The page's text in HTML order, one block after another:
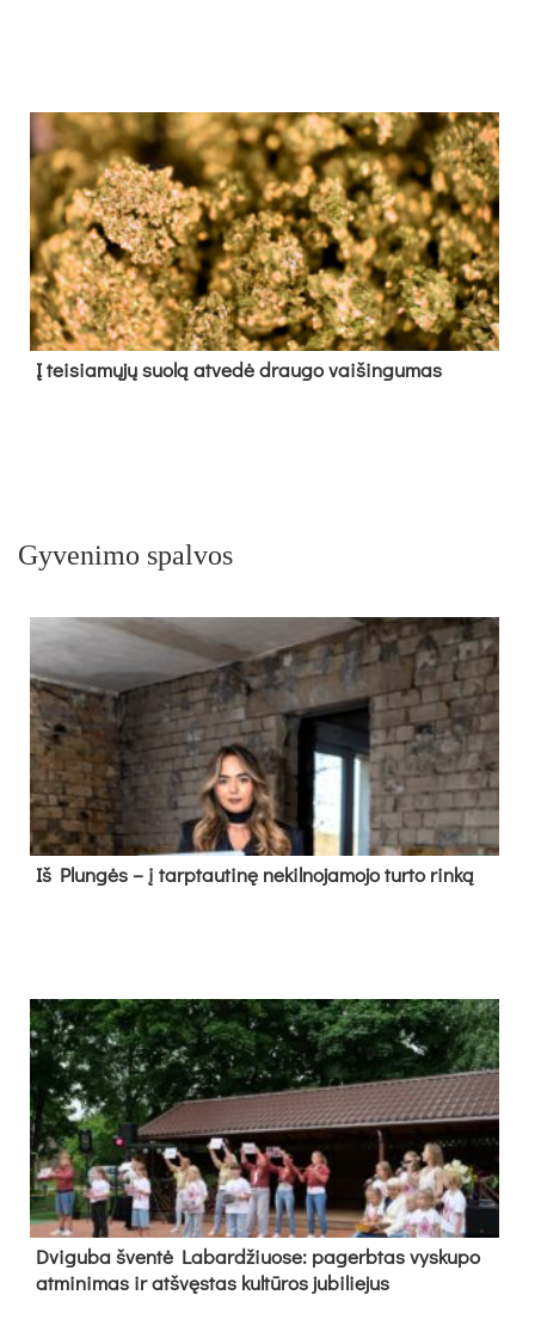
Į tei­sia­mų­jų suo­lą at­ve­dė drau­go vai­šin­gu­mas
Gyvenimo spalvos
Iš Plungės – į tarptautinę nekilnojamojo turto rinką
Dvi­gu­ba šven­tė La­bar­džiuo­se: pa­gerb­tas vys­ku­po
at­mi­ni­mas ir at­švęs­tas kul­tū­ros ju­bi­lie­jus